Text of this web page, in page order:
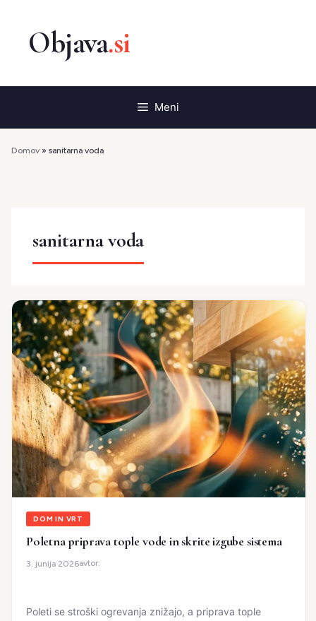
vsebino
Meni
Domov » sanitarna voda
sanitarna voda
DOM IN VRT
Poletna priprava tople vode in skrite izgube sistema
3. junija 2026avtor:
Poleti se stroški ogrevanja znižajo, a priprava tople